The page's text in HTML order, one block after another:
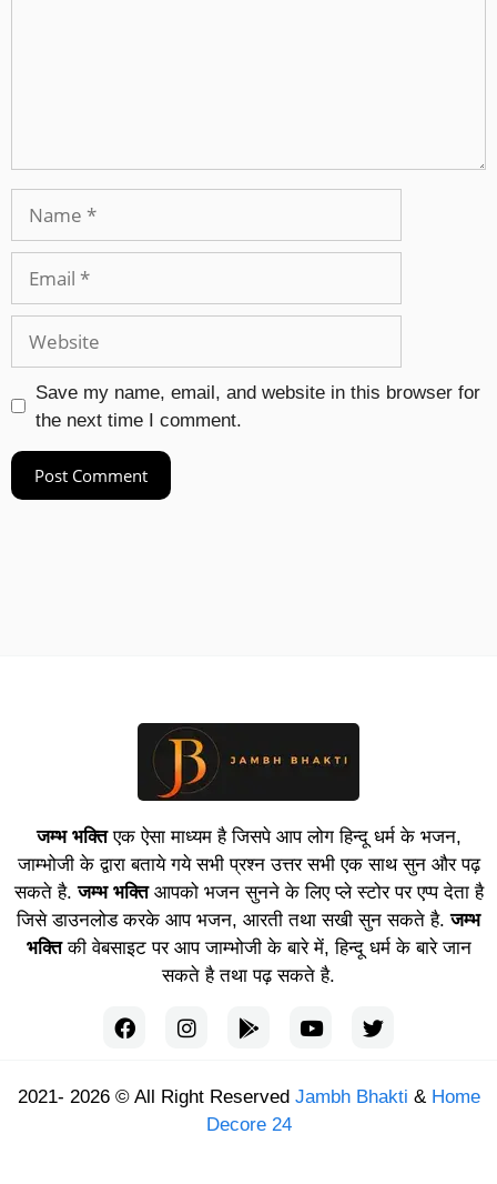
Save my name, email, and website in this browser for
the next time I comment.
जम्भ भक्तिएक ऐसा माध्यम है जिसपे आप लोग हिन्दू धर्म के भजन,
जाम्भोजी के द्वारा बताये गये सभी प्रश्न उत्तर सभी एक साथ सुन और पढ़
सकते है.जम्भ भक्तिआपको भजन सुनने के लिए प्ले स्टोर पर एप्प देता है
जिसे डाउनलोड करके आप भजन, आरती तथा सखी सुन सकते है.जम्भ
भक्तिकी वेबसाइट पर आप जाम्भोजी के बारे में, हिन्दू धर्म के बारे जान
सकते है तथा पढ़ सकते है.
2021- 2026 © All Right Reserved Jambh Bhakti & Home
Decore 24